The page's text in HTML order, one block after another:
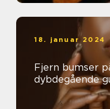
18. januar 2024
Fjern bumser
dybdegående